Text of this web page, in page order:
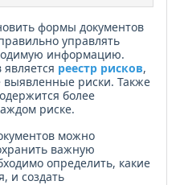
формы документов
управлять
информацию.
реестр рисков,
выявленные риски. Также
более
риске.
можно
важную
определить, какие
и создать